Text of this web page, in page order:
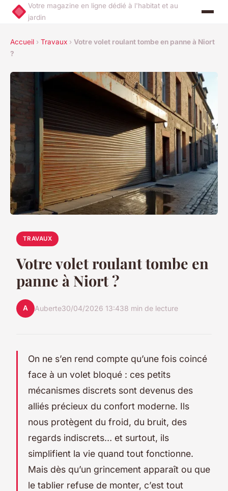
Votre magazine en ligne dédié à l'habitat et au
jardin
Accueil › Travaux › Votre volet roulant tombe en panne à Niort
?
TRAVAUX
Votre volet roulant tombe en
panne à Niort ?
A Auberte30/04/2026 13:438 min de lecture
On ne s’en rend compte qu’une fois coincé
face à un volet bloqué : ces petits
mécanismes discrets sont devenus des
alliés précieux du confort moderne. Ils
nous protègent du froid, du bruit, des
regards indiscrets… et surtout, ils
simplifient la vie quand tout fonctionne.
Mais dès qu’un grincement apparaît ou que
le tablier refuse de monter, c’est tout